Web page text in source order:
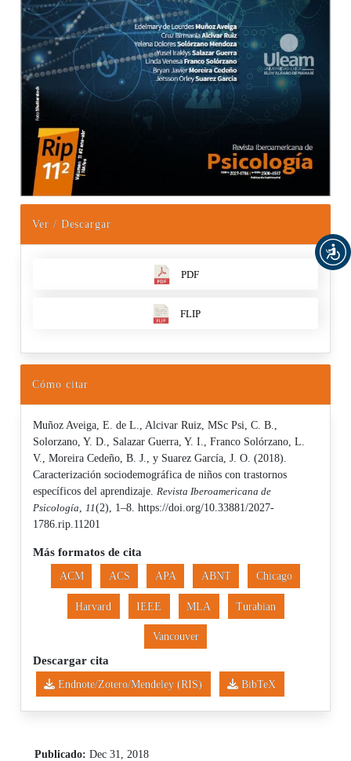
Ver / Descargar
PDF
FLIP
Cómo citar
Muñoz Aveiga, E. de L., Alcivar Ruiz, MSc Psi, C. B.,
Solorzano, Y. D., Salazar Guerra, Y. I., Franco Solórzano, L.
V., Moreira Cedeño, B. J., y Suarez García, J. O. (2018).
Caracterización sociodemográfica de niños con trastornos
específicos del aprendizaje.Revista Iberoamericana de
Psicología,11(2), 1–8. https://doi.org/10.33881/2027-
1786.rip.11201
Más formatos de cita
ACM ACS APA ABNT Chicago
Harvard IEEE MLA Turabian
Vancouver
Descargar cita
Endnote/Zotero/Mendeley (RIS) BibTeX
Publicado: Dec 31, 2018